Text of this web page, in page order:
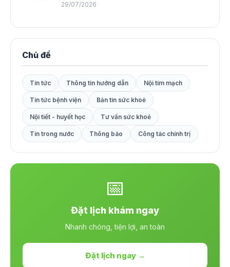
29/07/2026
Chủ đề
Tin tức Thông tin hướng dẫn Nội tim mạch
Tin tức bệnh viện Bản tin sức khoẻ
Nội tiết - huyết học Tư vấn sức khoẻ
Tin trong nước Thông báo Công tác chính trị
📅
Đặt lịch khám ngay
Nhanh chóng, tiện lợi, an toàn
Đặt lịch ngay →